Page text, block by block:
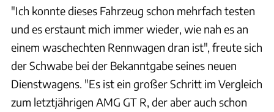
"Ich konnte dieses Fahrzeug schon mehrfach testen
und es erstaunt mich immer wieder, wie nah es an
einem waschechten Rennwagen dran ist", freute sich
der Schwabe bei der Bekanntgabe seines neuen
Dienstwagens. "Es ist ein großer Schritt im Vergleich
zum letztjährigen AMG GT R, der aber auch schon